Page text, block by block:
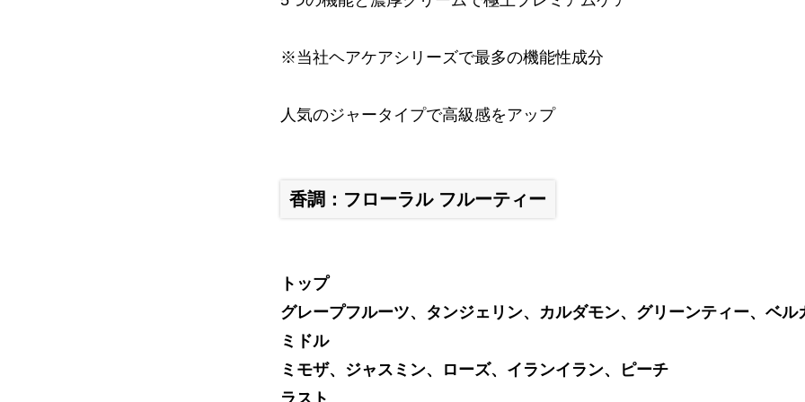
※当社ヘアケアシリーズで最多の機能性成分
人気のジャータイプで高級感をアップ
香調：フローラル フルーティー
トップ
グレープフルーツ、タンジェリン、カルダモン、グリーンティー、ベル
ミドル
ミモザ、ジャスミン、ローズ、イランイラン、ピーチ